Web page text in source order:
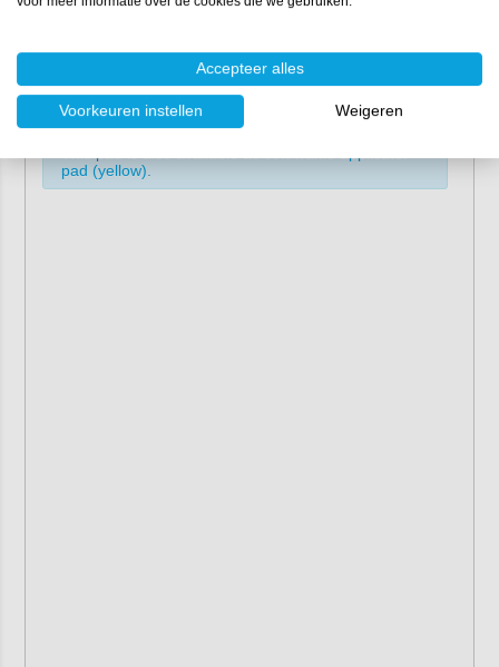
handle, the pad fits comfortably in the hand, making
affordable hand applicator pad, you can effortlessly apply
a thin, even layer of wax or polish to the paintwork of your
car, caravan or boat for an optimal result.
pad (yellow)
Accepteer alles
Voorkeuren instellen Weigeren